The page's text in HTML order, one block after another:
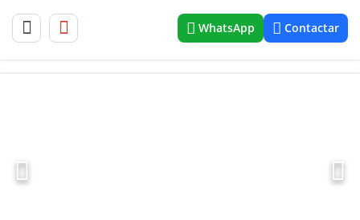
WhatsApp Contactar